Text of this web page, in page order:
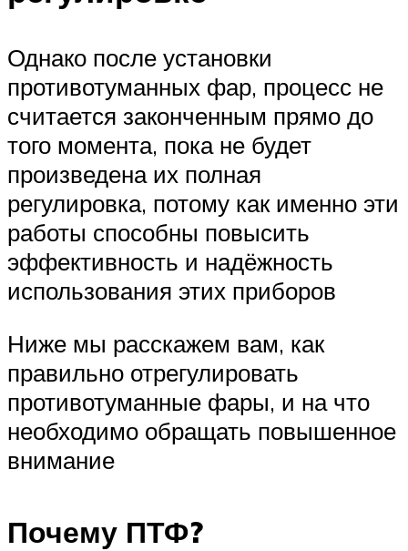
Однако после установки
противотуманных фар, процесс не
считается законченным прямо до
того момента, пока не будет
произведена их полная
регулировка, потому как именно эти
работы способны повысить
эффективность и надёжность
использования этих приборов
Ниже мы расскажем вам, как
правильно отрегулировать
противотуманные фары, и на что
необходимо обращать повышенное
внимание
Почему ПТФ?